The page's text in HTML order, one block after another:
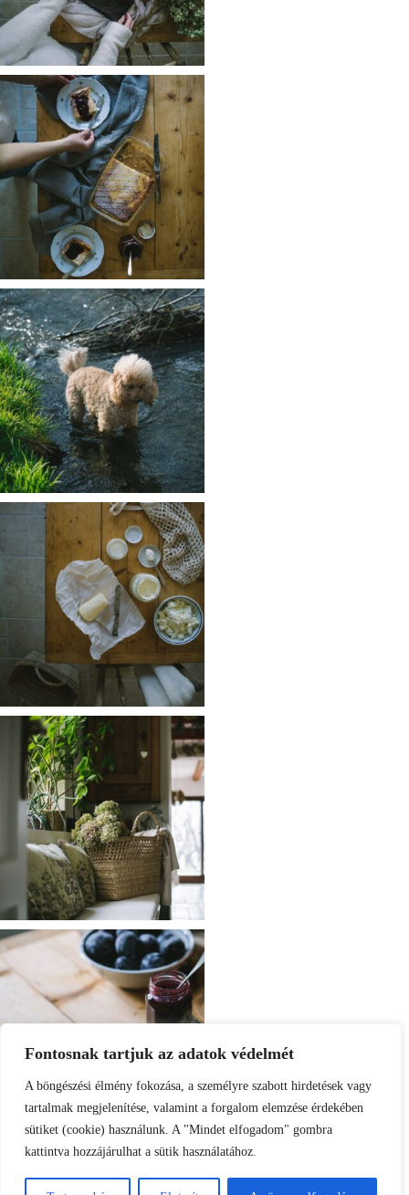
Fontosnak tartjuk az adatok védelmét
A böngészési élmény fokozása, a személyre szabott hirdetések vagy
tartalmak megjelenítése, valamint a forgalom elemzése érdekében
sütiket (cookie) használunk. A "Mindet elfogadom" gombra
kattintva hozzájárulhat a sütik használatához.